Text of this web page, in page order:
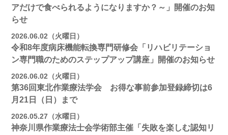
アだけで食べられるようになりますか？～」開催のお知
らせ
2026.06.02（火曜日）
令和8年度病床機能転換専門研修会「リハビリテーショ
ン専門職のためのステップアップ講座」開催のお知らせ
2026.06.02（火曜日）
第36回東北作業療法学会 お得な事前参加登録締切は6
月21日（日）まで
2026.05.27（水曜日）
神奈川県作業療法士会学術部主催「失敗を楽しむ認知リ